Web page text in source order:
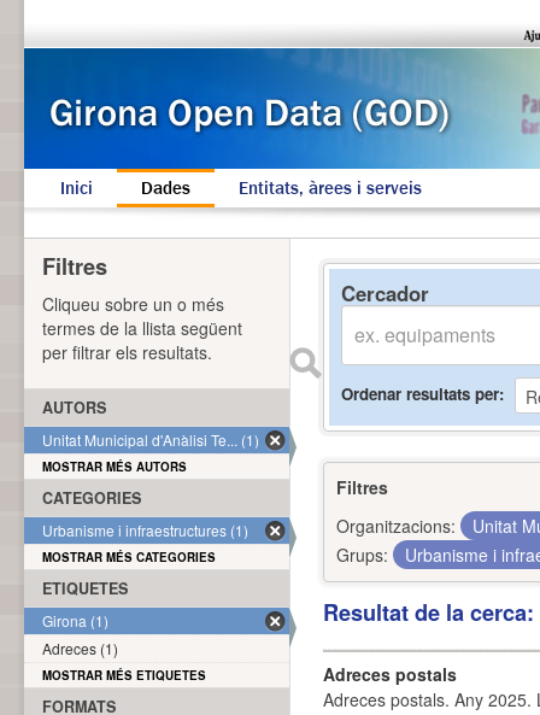
Inici Dades Entitats, àrees i serveis
Cercador
Ordenar resultats per
Filtres
Organitzacions:
Unitat
Grups:
Urbanisme i
Resultat de la
Adreces postals
Adreces postals. Any 2025.
Filtres
Cliqueu sobre un o més
termes de la llista següent
per filtrar els resultats.
AUTORS
Unitat Municipal d'Anàlisi Te... (1)
MOSTRAR MÉS AUTORS
CATEGORIES
Urbanisme i infraestructures (1)
MOSTRAR MÉS CATEGORIES
ETIQUETES
Girona (1)
Adreces (1)
MOSTRAR MÉS ETIQUETES
FORMATS